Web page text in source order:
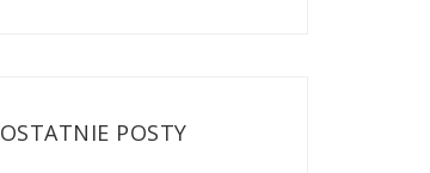
OSTATNIE POSTY